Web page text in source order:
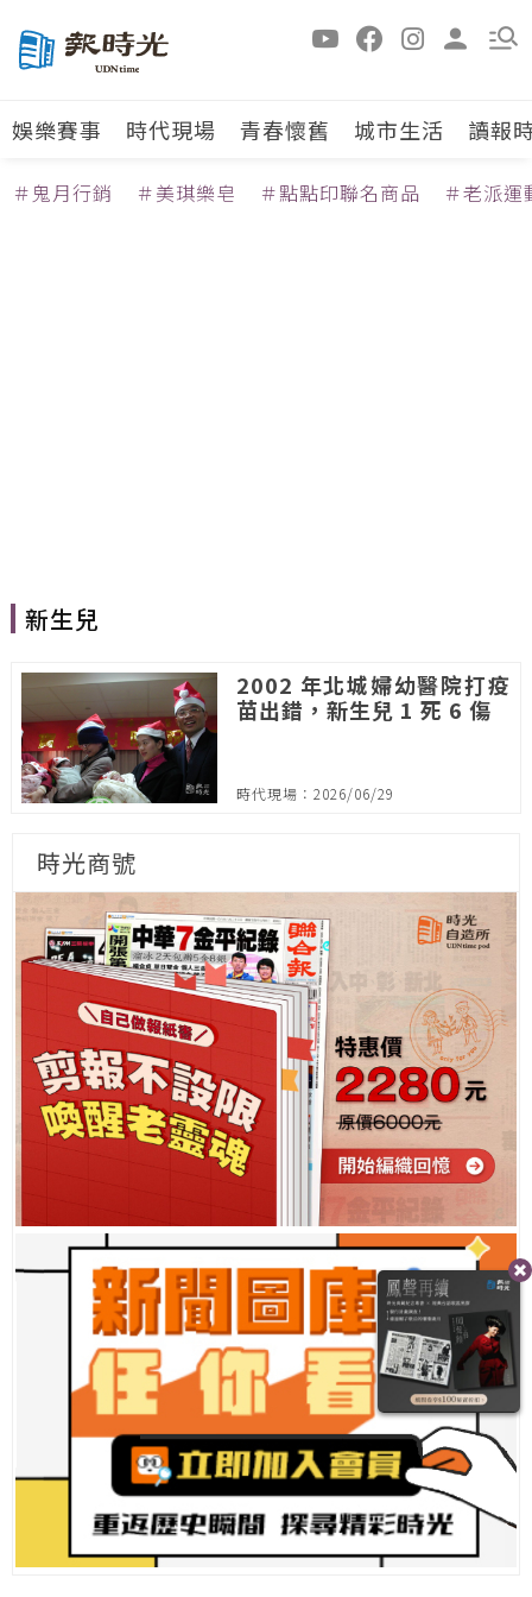
娛樂賽事 時代現場 青春懷舊 城市生活 讀報
＃鬼月行銷 ＃美琪樂皂 ＃點點印聯名商品 ＃老派運
新生兒
2002 年北城婦幼醫院打疫
苗出錯，新生兒 1 死 6 傷
時代現場：2026/06/29
時光商號